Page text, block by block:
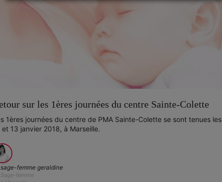
sur les 1ères journées du centre Sainte-Colette
1ères journées du centre de PMA Sainte-Colette se sont tenues les
et 13 janvier 2018, à Marseille.
sage-femme geraldine
Sage-femme